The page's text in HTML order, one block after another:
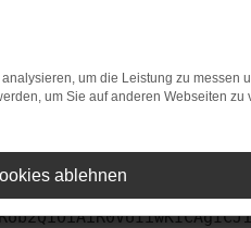
sind.
dass bestimmte Funktionen
das Problem zu
um die Leistung zu messen
um Sie auf anderen Webseiten
ablehnen